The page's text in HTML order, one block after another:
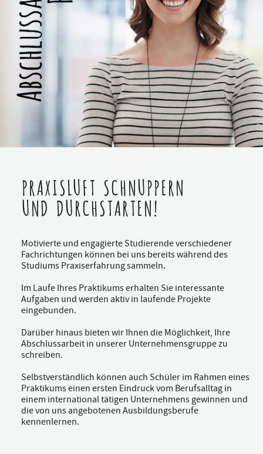
PRAXISLUFT SCHNUPPERN
UND DURCHSTARTEN!
Motivierte und engagierte Studierende verschiedener
Fachrichtungen können bei uns bereits während des
Studiums Praxiserfahrung sammeln.
Im Laufe Ihres Praktikums erhalten Sie interessante
Aufgaben und werden aktiv in laufende Projekte
eingebunden.
Darüber hinaus bieten wir Ihnen die Möglichkeit, Ihre
Abschlussarbeit in unserer Unternehmensgruppe zu
schreiben.
Selbstverständlich können auch Schüler im Rahmen eines
Praktikums einen ersten Eindruck vom Berufsalltag in
einem international tätigen Unternehmens gewinnen und
die von uns angebotenen Ausbildungsberufe
kennenlernen.